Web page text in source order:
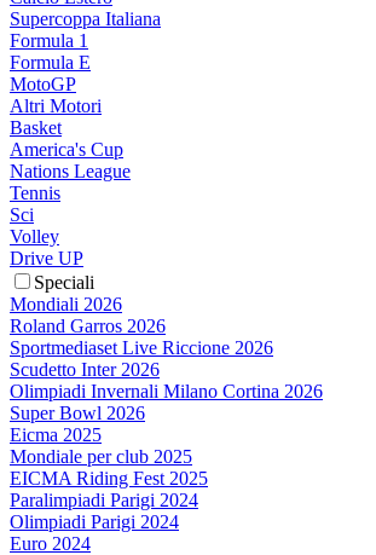
Supercoppa Italiana
Formula 1
Formula E
MotoGP
Altri Motori
Basket
America's Cup
Nations League
Tennis
Sci
Volley
Drive UP
Speciali
Mondiali 2026
Roland Garros 2026
Sportmediaset Live Riccione 2026
Scudetto Inter 2026
Olimpiadi Invernali Milano Cortina 2026
Super Bowl 2026
Eicma 2025
Mondiale per club 2025
EICMA Riding Fest 2025
Paralimpiadi Parigi 2024
Olimpiadi Parigi 2024
Euro 2024